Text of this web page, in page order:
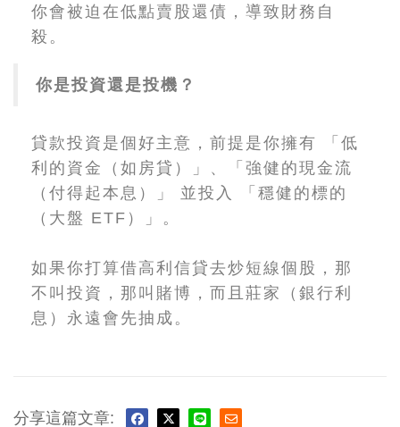
你會被迫在低點賣股還債，導致財務自
殺。
你是投資還是投機？
貸款投資是個好主意，前提是你擁有 「低
利的資金（如房貸）」、「強健的現金流
（付得起本息）」 並投入 「穩健的標的
（大盤 ETF）」。
如果你打算借高利信貸去炒短線個股，那
不叫投資，那叫賭博，而且莊家（銀行利
息）永遠會先抽成。
分享這篇文章: